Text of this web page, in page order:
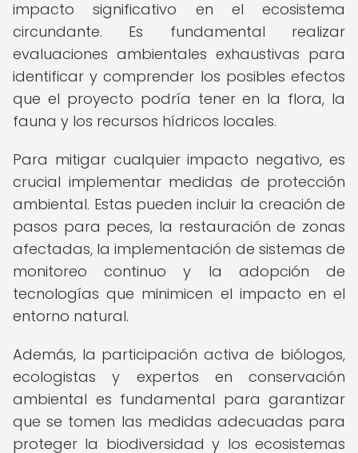
impacto significativo en el ecosistema
circundante. Es fundamental realizar
evaluaciones ambientales exhaustivas para
identificar y comprender los posibles efectos
que el proyecto podría tener en la flora, la
fauna y los recursos hídricos locales.
Para mitigar cualquier impacto negativo, es
crucial implementar medidas de protección
ambiental. Estas pueden incluir la creación de
pasos para peces, la restauración de zonas
afectadas, la implementación de sistemas de
monitoreo continuo y la adopción de
tecnologías que minimicen el impacto en el
entorno natural.
Además, la participación activa de biólogos,
ecologistas y expertos en conservación
ambiental es fundamental para garantizar
que se tomen las medidas adecuadas para
proteger la biodiversidad y los ecosistemas